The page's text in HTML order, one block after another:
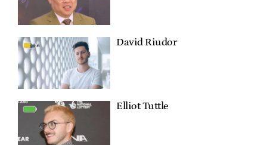
David Riudor
Elliot Tuttle